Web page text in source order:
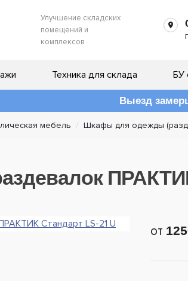
Улучшение складских
помещений и
комплексов
Техника для склада БУ
Выезд
мебель Шкафы для одежды
от